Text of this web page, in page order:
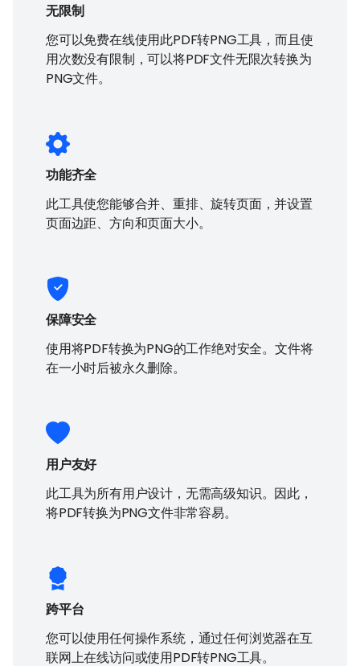
无限制
您可以免费在线使用此PDF转PNG工具，而且使
用次数没有限制，可以将PDF文件无限次转换为
PNG文件。
功能齐全
此工具使您能够合并、重排、旋转页面，并设置
页面边距、方向和页面大小。
保障安全
使用将PDF转换为PNG的工作绝对安全。文件将
在一小时后被永久删除。
用户友好
此工具为所有用户设计，无需高级知识。因此，
将PDF转换为PNG文件非常容易。
跨平台
您可以使用任何操作系统，通过任何浏览器在互
联网上在线访问或使用PDF转PNG工具。